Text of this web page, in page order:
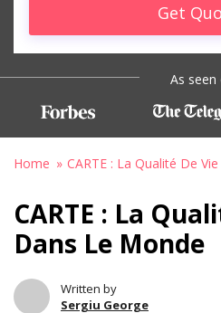
Get
As seen
Home CARTE : La Qualité De
CARTE : La
Dans Le Monde
Written by
Sergiu George